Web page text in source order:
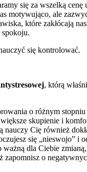
się za wszelką cenę
motywująco, ale
które zakłócają
się kontrolować.
, którą
o różnym stopniu
skupienie i
nauczy Cię również
się „nieswojo” i
ważną dla Ciebie
zapomnisz o